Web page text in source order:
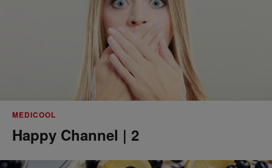
MEDICOOL
Happy Channel | 2